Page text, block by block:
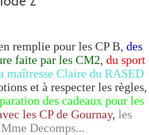
remplie pour les CP B, des
faite par les CM2, du sport
maîtresse Claire du RASED
et à respecter les règles,
des cadeaux pour les
les CP de Gournay, les
Decomps...